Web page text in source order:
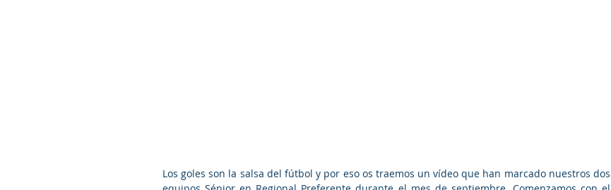
Los goles son la salsa del fútbol y por eso os traemos un vídeo que han marcado nuestros dos